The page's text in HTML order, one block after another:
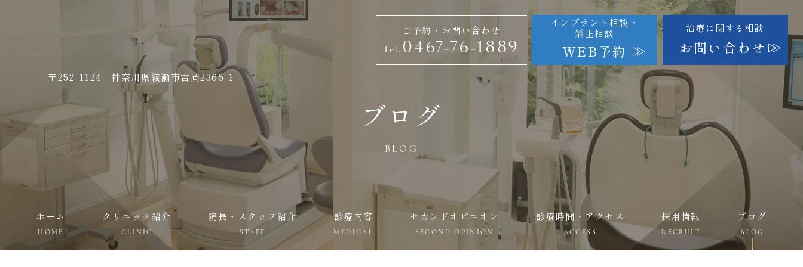
〒252-1124 神奈川県綾瀬市吉岡2366-1
ご予約・お問い合わせ
Tel. 0467-76-1889
インプラント相談・
矯正相談
WEB予約
治療に関する相談
お問い合わせ
ブログ
BLOG
ホーム
HOME
クリニック紹介
CLINIC
院長・スタッフ紹介
STAFF
診療内容
MEDICAL
セカンドオピニオン
SECOND OPINION
診療時間・アクセス
ACCESS
採用情報
RECRUIT
ブログ
BLOG